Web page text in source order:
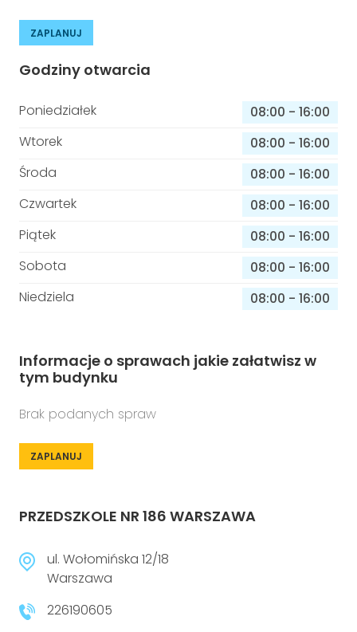
ZAPLANUJ
Godziny otwarcia
Poniedziałek 08:00 - 16:00
Wtorek
08:00 - 16:00
Środa
08:00 - 16:00
Czwartek
08:00 - 16:00
Piątek
08:00 - 16:00
Sobota
08:00 - 16:00
Niedziela
08:00 - 16:00
Informacje o sprawach jakie załatwisz w
tym budynku
Brak podanych spraw
ZAPLANUJ
PRZEDSZKOLE NR 186 WARSZAWA
ul. Wołomińska 12/18
Warszawa
226190605